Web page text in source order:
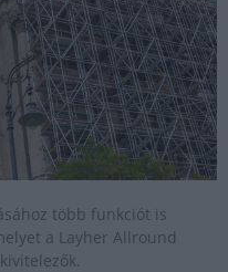
több funkciót is
a Layher Allround